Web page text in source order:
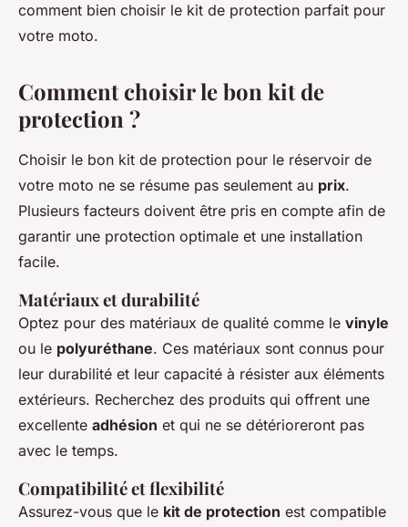
comment bien choisir le kit de protection parfait pour
votre moto.
Comment choisir le bon kit de
protection ?
Choisir le bon kit de protection pour le réservoir de
votre moto ne se résume pas seulement au prix.
Plusieurs facteurs doivent être pris en compte afin de
garantir une protection optimale et une installation
facile.
Matériaux et durabilité
Optez pour des matériaux de qualité comme le vinyle
ou le polyuréthane. Ces matériaux sont connus pour
leur durabilité et leur capacité à résister aux éléments
extérieurs. Recherchez des produits qui offrent une
excellente adhésion et qui ne se détérioreront pas
avec le temps.
Compatibilité et flexibilité
Assurez-vous que le kit de protection est compatible